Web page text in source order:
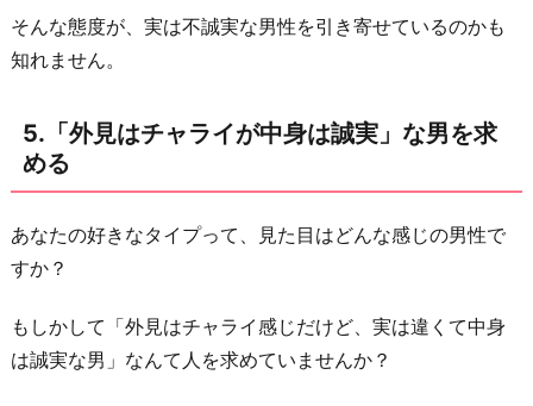
そんな態度が、実は不誠実な男性を引き寄せているのかも
知れません。
5.「外見はチャライが中身は誠実」な男を求
める
あなたの好きなタイプって、見た目はどんな感じの男性で
すか？
もしかして「外見はチャライ感じだけど、実は違くて中身
は誠実な男」なんて人を求めていませんか？